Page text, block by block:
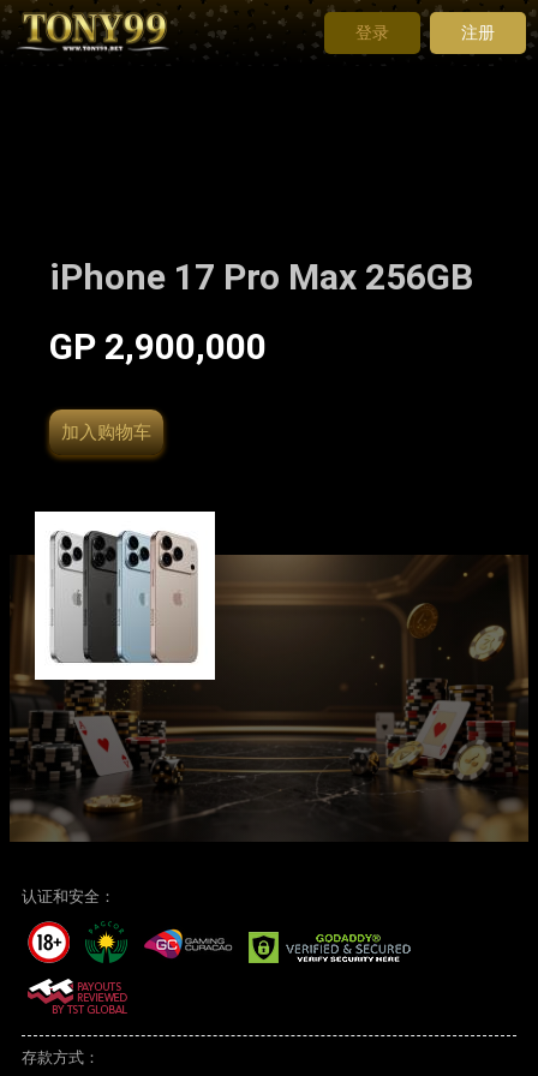
登录 注册
iPhone 17 Pro Max 256GB
GP 2,900,000
加入购物车
认证和安全：
存款方式：